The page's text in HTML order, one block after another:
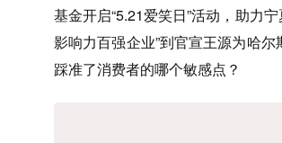
基金开启“5.21爱笑日”活动，助力
影响力百强企业”到官宣王源为哈
踩准了消费者的哪个敏感点？